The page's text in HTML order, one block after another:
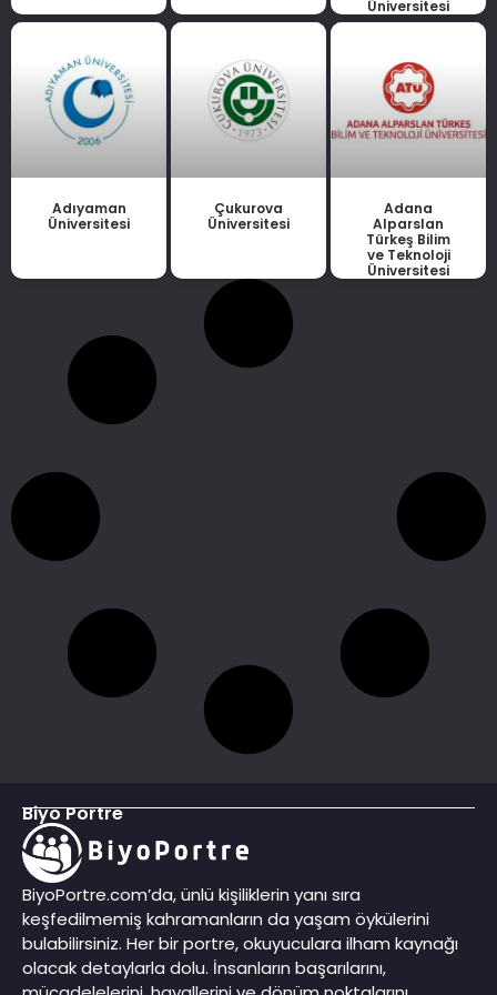
Üniversitesi
Adıyaman
Üniversitesi
Çukurova
Üniversitesi
Adana
Alparslan
Türkeş Bilim
ve Teknoloji
Üniversitesi
Biyo Portre
BiyoPortre.com’da, ünlü kişiliklerin yanı sıra
keşfedilmemiş kahramanların da yaşam öykülerini
bulabilirsiniz. Her bir portre, okuyuculara ilham kaynağı
olacak detaylarla dolu. İnsanların başarılarını,